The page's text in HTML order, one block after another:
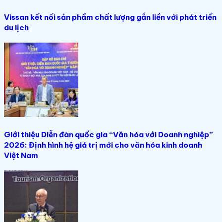
Vissan kết nối sản phẩm chất lượng gắn liền với phát triển
du lịch
Giới thiệu Diễn đàn quốc gia “Văn hóa với Doanh nghiệp”
2026: Định hình hệ giá trị mới cho văn hóa kinh doanh
Việt Nam